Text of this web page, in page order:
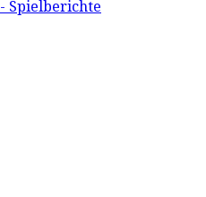
Spielberichte